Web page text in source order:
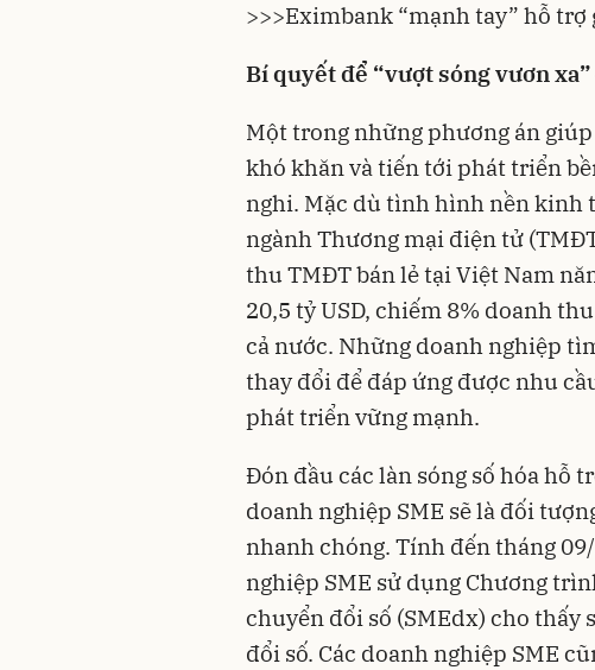
>>>Eximbank “mạnh tay” hỗ trợ
Bí quyết để “vượt sóngvươn xa
Một trong những phương án
khó khăn và tiến tới phát triển
nghi. Mặc dù tình hình nền kinh
ngành Thương mại điện tử
thu TMĐT bán lẻ tại Việt Nam
20,5 tỷ USD, chiếm 8% doanh
cả nước. Những doanh nghiệp
thay đổi để đáp ứng được nhu
phát triển vững mạnh.
Đón đầu các làn sóng số hóa hỗ
doanh nghiệp SME sẽ là đối
nhanh chóng. Tính đến tháng
nghiệp SME sử dụng Chương
chuyển đổi số (SMEdx) cho thấy
đổi số. Các doanh nghiệp SME